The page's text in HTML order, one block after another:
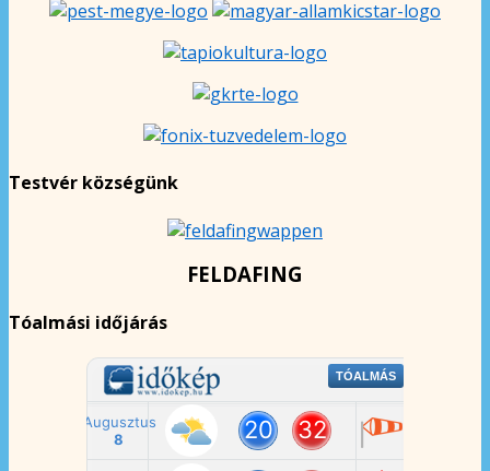
Testvér községünk
FELDAFING
Tóalmási időjárás